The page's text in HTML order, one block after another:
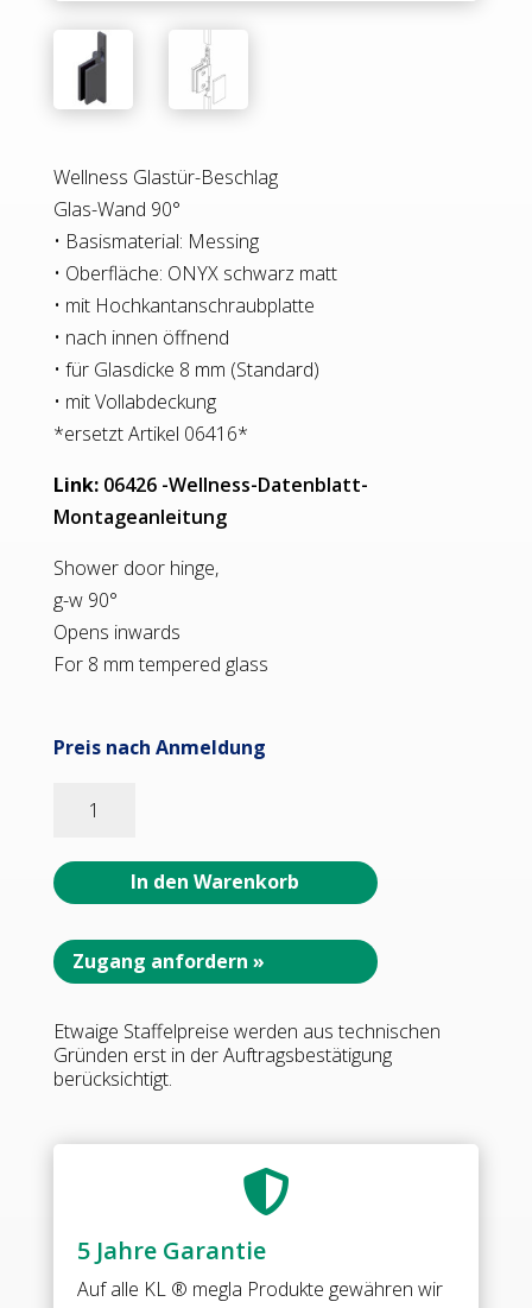
Wellness Glastür-Beschlag
Glas-Wand 90°
• Basismaterial: Messing
• Oberfläche: ONYX schwarz matt
• mit Hochkantanschraubplatte
• nach innen öffnend
• für Glasdicke 8 mm (Standard)
• mit Vollabdeckung
*ersetzt Artikel 06416*
Link: 06426 -Wellness-Datenblatt-
Montageanleitung
Shower door hinge,
g-w 90°
Opens inwards
For 8 mm tempered glass
Preis nach Anmeldung
Wellness
BeschlagGlas-
Wand
Basismaterial:
Messing•
ONYX
schwarz
Hochkantanschraubplatte•
Glasdicke
In den Warenkorb
Zugang anfordern »
Etwaige Staffelpreise werden aus technischen
Gründen erst in der Auftragsbestätigung
berücksichtigt.

5 Jahre Garantie
Auf alle KL ® megla Produkte gewähren wir